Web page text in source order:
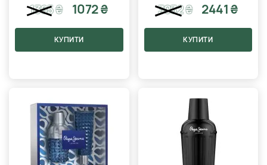
1365₴ 1072 ₴
КУПИТИ
3032₴ 2441 ₴
КУПИТИ